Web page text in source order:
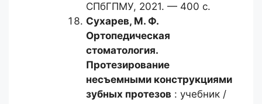
СПбГПМУ, 2021. — 400 с.
Сухарев, М. Ф.
Ортопедическая
стоматология.
Протезирование
несъемными конструкциями
зубных протезов : учебник /